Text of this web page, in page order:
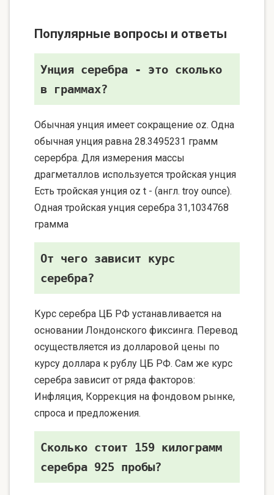
Популярные вопросы и ответы
Унция серебра - это сколько
в граммах?
Обычная унция имеет сокращение oz. Одна
обычная унция равна 28.3495231 грамм
серербра. Для измерения массы
драгметаллов используется тройская унция
Есть тройская унция oz t - (англ. troy ounce).
Одная тройская унция серебра 31,1034768
грамма
От чего зависит курс
серебра?
Курс серебра ЦБ РФ устанавливается на
основании Лондонского фиксинга. Перевод
осуществляется из долларовой цены по
курсу доллара к рублу ЦБ РФ. Сам же курс
серебра зависит от ряда факторов:
Инфляция, Коррекция на фондовом рынке,
спроса и предложения.
Сколько стоит 159 килограмм
серебра 925 пробы?